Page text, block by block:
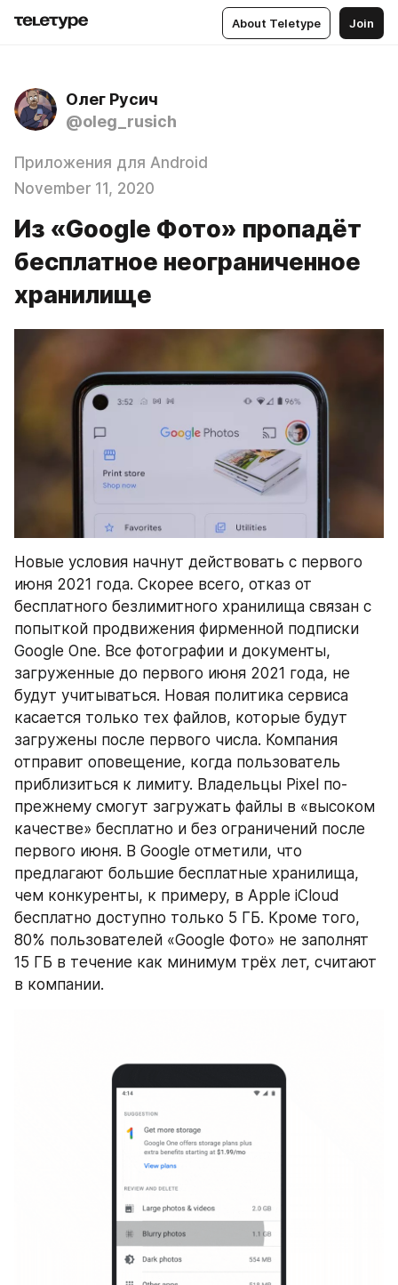
About Teletype Join
Олег Русич
@oleg_rusich
Приложения для Android
November 11, 2020
Из «Google Фото» пропадёт
бесплатное неограниченное
хранилище
Новые условия начнут действовать с первого
июня 2021 года. Скорее всего, отказ от
бесплатного безлимитного хранилища связан с
попыткой продвижения фирменной подписки
Google One. Все фотографии и документы,
загруженные до первого июня 2021 года, не
будут учитываться. Новая политика сервиса
касается только тех файлов, которые будут
загружены после первого числа. Компания
отправит оповещение, когда пользователь
приблизиться к лимиту. Владельцы Pixel по-
прежнему смогут загружать файлы в «высоком
качестве» бесплатно и без ограничений после
первого июня. В Google отметили, что
предлагают большие бесплатные хранилища,
чем конкуренты, к примеру, в Apple iCloud
бесплатно доступно только 5 ГБ. Кроме того,
80% пользователей «Google Фото» не заполнят
15 ГБ в течение как минимум трёх лет, считают
в компании.